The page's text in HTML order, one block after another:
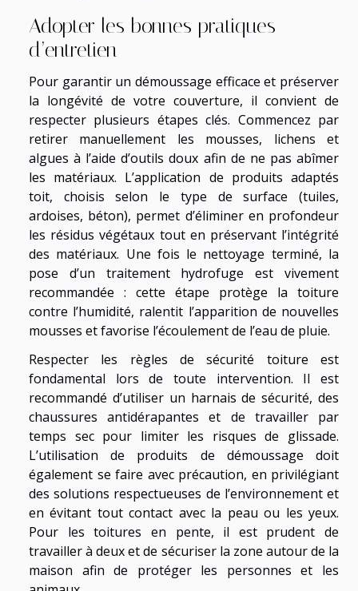
Adopter les bonnes pratiques
d’entretien
Pour garantir un démoussage efficace et préserver
la longévité de votre couverture, il convient de
respecter plusieurs étapes clés. Commencez par
retirer manuellement les mousses, lichens et
algues à l’aide d’outils doux afin de ne pas abîmer
les matériaux. L’application de produits adaptés
toit, choisis selon le type de surface (tuiles,
ardoises, béton), permet d’éliminer en profondeur
les résidus végétaux tout en préservant l’intégrité
des matériaux. Une fois le nettoyage terminé, la
pose d’un traitement hydrofuge est vivement
recommandée : cette étape protège la toiture
contre l’humidité, ralentit l’apparition de nouvelles
mousses et favorise l’écoulement de l’eau de pluie.
Respecter les règles de sécurité toiture est
fondamental lors de toute intervention. Il est
recommandé d’utiliser un harnais de sécurité, des
chaussures antidérapantes et de travailler par
temps sec pour limiter les risques de glissade.
L’utilisation de produits de démoussage doit
également se faire avec précaution, en privilégiant
des solutions respectueuses de l’environnement et
en évitant tout contact avec la peau ou les yeux.
Pour les toitures en pente, il est prudent de
travailler à deux et de sécuriser la zone autour de la
maison afin de protéger les personnes et les